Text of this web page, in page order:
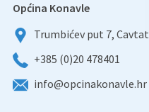
Općina Konavle
Trumbićev put 7, Cavtat
+385 (0)20 478401
info@opcinakonavle.hr